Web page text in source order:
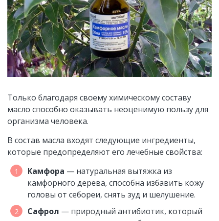
Только благодаря своему химическому составу
масло способно оказывать неоценимую пользу для
организма человека.
В состав масла входят следующие ингредиенты,
которые предопределяют его лечебные свойства:
Камфора — натуральная вытяжка из
камфорного дерева, способна избавить кожу
головы от себореи, снять зуд и шелушение.
Сафрол — природный антибиотик, который